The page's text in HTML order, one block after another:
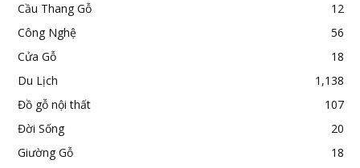
Cầu Thang Gỗ
12
Công Nghệ
56
Cửa Gỗ
18
Du Lịch
1,138
Đồ gỗ nội thất
107
Đời Sống
20
Giường Gỗ
18